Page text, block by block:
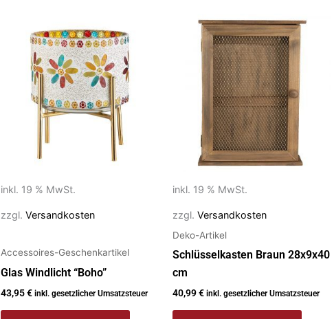
inkl. 19 % MwSt.
zzgl. Versandkosten
Accessoires-Geschenkartikel
Glas Windlicht “Boho”
43,95€ inkl. gesetzlicher Umsatzsteuer
inkl. 19 % MwSt.
zzgl. Versandkosten
Deko-Artikel
Schlüsselkasten Braun 28x9x40
cm
40,99€ inkl. gesetzlicher Umsatzsteuer